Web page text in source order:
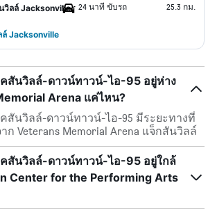
วิลล์ Jacksonville 24 นาที ขับรถ 25.3 กม.
ล์ Jacksonville
สันวิลล์-ดาวน์ทาวน์-ไอ-95 อยู่ห่าง
Arena แค่ไหน?
นวิลล์-ดาวน์ทาวน์-ไอ-95 มีระยะทางที่
ก Veterans Memorial Arena แจ็กสันวิลล์
สันวิลล์-ดาวน์ทาวน์-ไอ-95 อยู่ใกล้
Center for the Performing Arts